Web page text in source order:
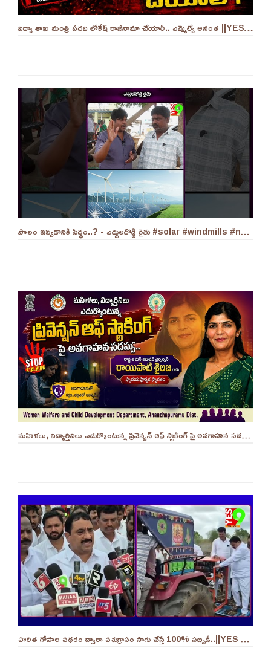
విద్యా శాఖ మంత్రి పదవి లోకేష్ రాజీనామా చేయాలీ.. ఎమ్మెల్యే అనంత ||YES 9TV
పొలం ఇవ్వడానికి సిద్ధం..? - ఎద్దులదొడ్డి రైతు #solar #windmills #naralokesh #solarenergy
మహిళలు, విద్యార్తినిలు ఎదుర్కొంటున్న ప్రివెన్షన్ ఆఫ్ స్టాకింగ్ పై అవగాహన సదస్సు.. - ||YES 9TV
హరిత గోపాల పథకం ద్వారా పశుగ్రాసం సాగు చేస్తే 100% సబ్సిడీ..||YES 9TV